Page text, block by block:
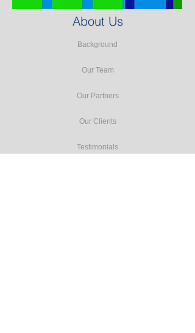
About Us
Background
Our Team
Our Partners
Our Clients
Testimonials